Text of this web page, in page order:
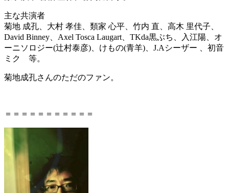
主な共演者
菊地 成孔、大村 孝佳、類家 心平、竹内 直、高木 里代子、
David Binney、Axel Tosca Laugart、TKda黒ぶち、入江陽、オ
ーニソロジー(辻村泰彦)、けもの(青羊)、J.Aシーザー 、初音
ミク 等。
菊地成孔さんのただのファン。
＝＝＝＝＝＝＝＝＝＝＝